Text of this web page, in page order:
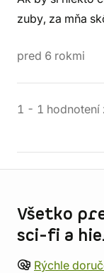
zuby, za mňa
pred 6 rokmi
1 - 1 hodnotení
Všetko
sci-fi a
Rýchle